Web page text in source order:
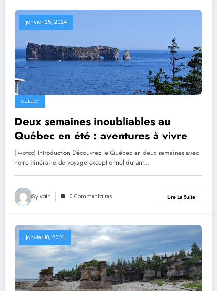
janvier 25, 2024
QUÉBEC
Deux semaines inoubliables au
Québec en été : aventures à vivre
[lwptoc] Introduction Découvrez le Québec en deux semaines avec
notre itinéraire de voyage exceptionnel durant…
Sylvain 0 Commentaires Lire La Suite
janvier 18, 2024